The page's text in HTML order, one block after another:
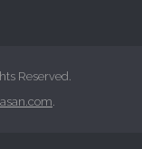
Reserved.
.